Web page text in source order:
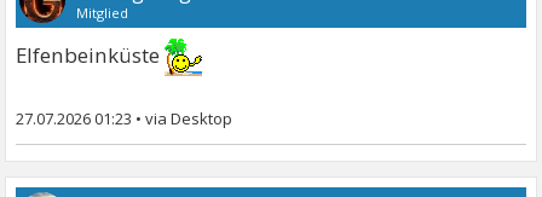
Mitglied
Elfenbeinküste
27.07.2026 01:23 •